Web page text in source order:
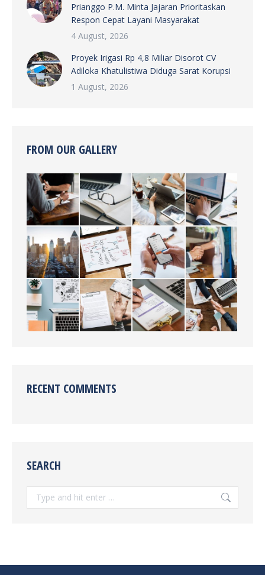
Prianggo P.M. Minta Jajaran Prioritaskan
Respon Cepat Layani Masyarakat
4 August, 2026
Proyek Irigasi Rp 4,8 Miliar Disorot CV
Adiloka Khatulistiwa Diduga Sarat Korupsi
1 August, 2026
FROM OUR GALLERY
RECENT COMMENTS
SEARCH